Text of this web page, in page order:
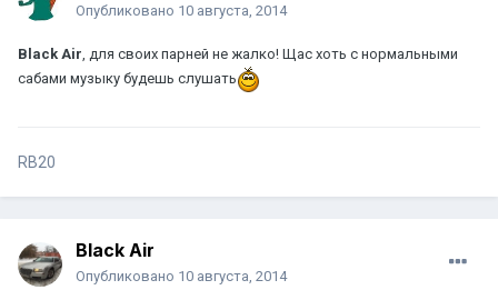
Опубликовано 10 августа, 2014
Black Air, для своих парней не жалко! Щас хоть с нормальными
сабами музыку будешь слушать
RB20
Black Air
Опубликовано 10 августа, 2014